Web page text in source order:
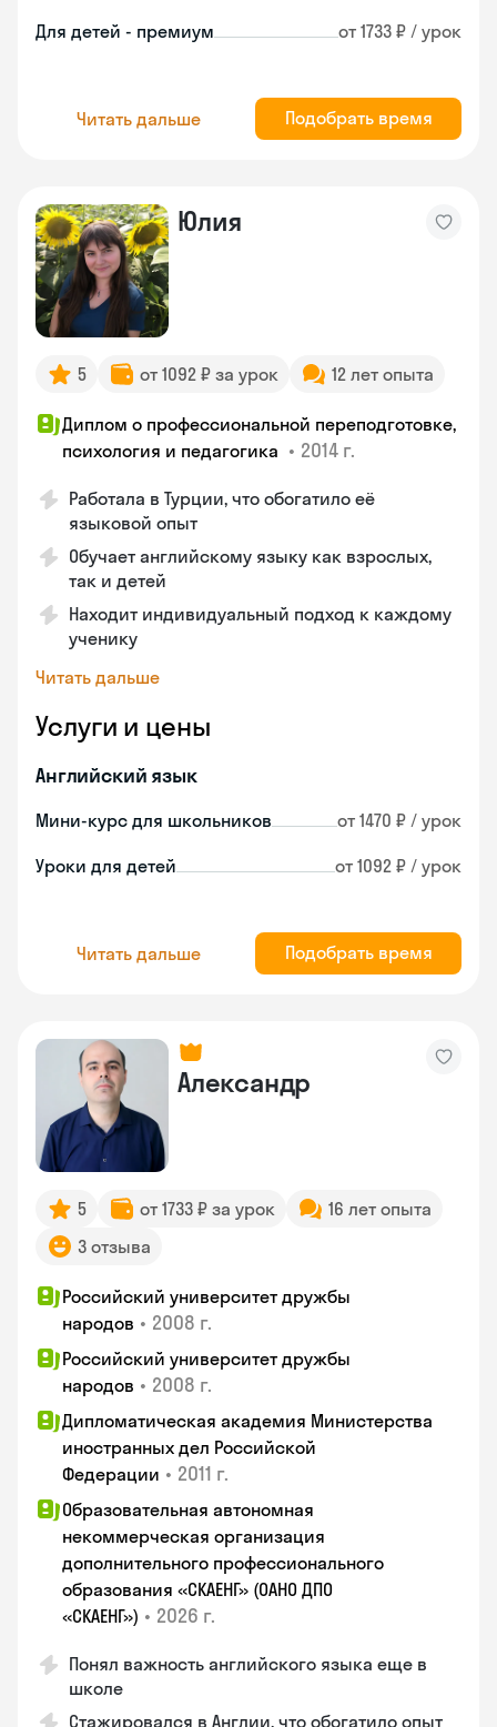
Для детей - премиум от 1733 ₽ / урок
Читать дальше Подобрать время
Юлия
5 от 1092 ₽ за урок 12 лет опыта
Диплом о профессиональной переподготовке,
психология и педагогика • 2014 г.
Работала в Турции, что обогатило её
языковой опыт
Обучает английскому языку как взрослых,
так и детей
Находит индивидуальный подход к каждому
ученику
Читать дальше
Услуги и цены
Английский язык
Мини-курс для школьников от 1470 ₽ / урок
Уроки для детей от 1092 ₽ / урок
Читать дальше Подобрать время
Александр
5 от 1733 ₽ за урок
16 лет опыта
3 отзыва
Российский университет дружбы
народов • 2008 г.
Российский университет дружбы
народов • 2008 г.
Дипломатическая академия Министерства
иностранных дел Российской
Федерации • 2011 г.
Образовательная автономная
некоммерческая организация
дополнительного профессионального
образования «СКАЕНГ» (ОАНО ДПО
«СКАЕНГ») • 2026 г.
Понял важность английского языка еще в
школе
Стажировался в Англии, что обогатило опыт